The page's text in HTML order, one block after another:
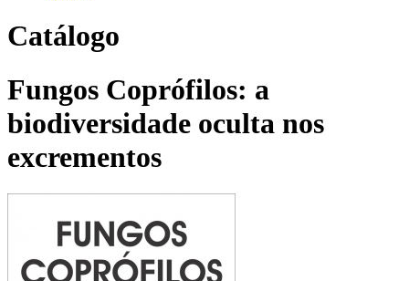
Catálogo
Fungos Coprófilos: a
biodiversidade oculta nos
excrementos